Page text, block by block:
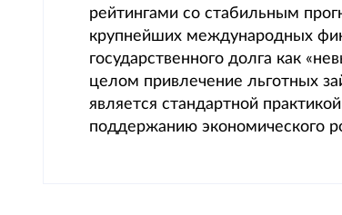
рейтингами со стабильным
крупнейших международных
государственного долга как
целом привлечение льготных
является стандартной
поддержанию экономического